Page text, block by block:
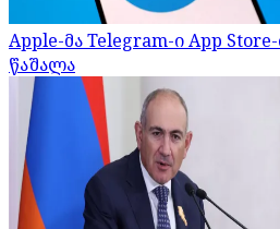
Apple-მა Telegram-ი App
წაშალა